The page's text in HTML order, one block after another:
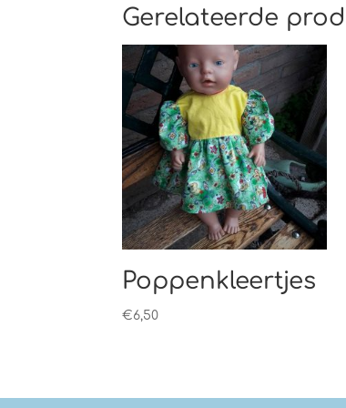
Gerelateerde
Poppenkleertjes
€6,50